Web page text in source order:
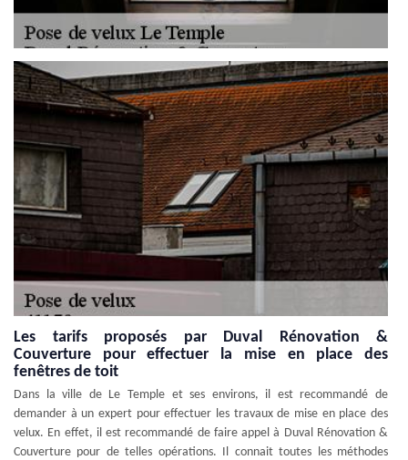
Les tarifs proposés par Duval Rénovation &
Couverture pour effectuer la mise en place des
fenêtres de toit
Dans la ville de Le Temple et ses environs, il est recommandé de
demander à un expert pour effectuer les travaux de mise en place des
velux. En effet, il est recommandé de faire appel à Duval Rénovation &
Couverture pour de telles opérations. Il connait toutes les méthodes